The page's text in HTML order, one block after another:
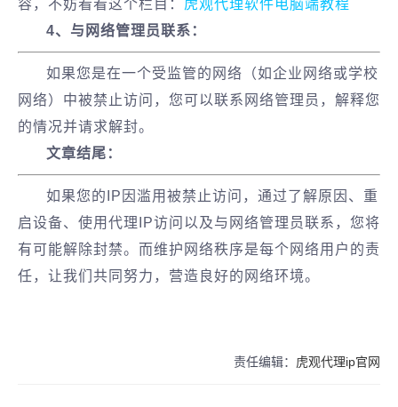
容，不妨看看这个栏目： 虎观代理软件电脑端教程
4、与网络管理员联系：
如果您是在一个受监管的网络（如企业网络或学校
网络）中被禁止访问，您可以联系网络管理员，解释您
的情况并请求解封。
文章结尾：
如果您的IP因滥用被禁止访问，通过了解原因、重
启设备、使用代理IP访问以及与网络管理员联系，您将
有可能解除封禁。而维护网络秩序是每个网络用户的责
任，让我们共同努力，营造良好的网络环境。
责任编辑： 虎观代理ip官网